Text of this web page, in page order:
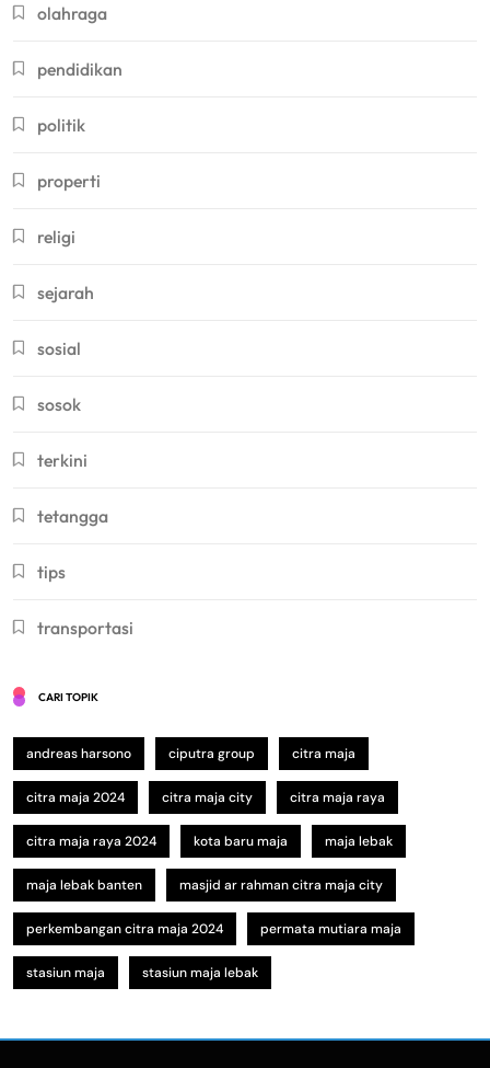
olahraga
pendidikan
politik
properti
religi
sejarah
sosial
sosok
terkini
tetangga
tips
transportasi
CARI TOPIK
andreas harsono ciputra group citra maja
citra maja 2024 citra maja city citra maja raya
citra maja raya 2024 kota baru maja maja lebak
maja lebak banten masjid ar rahman citra maja city
perkembangan citra maja 2024 permata mutiara maja
stasiun maja stasiun maja lebak